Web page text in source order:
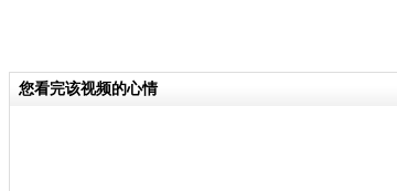
您看完该视频的心情